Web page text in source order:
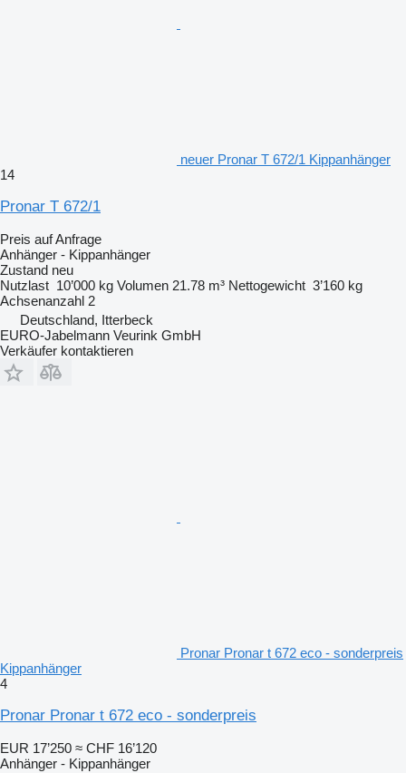
neuer Pronar T 672/1 Kippanhänger
14
Pronar T 672/1
Preis auf Anfrage
Anhänger - Kippanhänger
Zustand neu
Nutzlast 10’000 kg Volumen 21.78 m³ Nettogewicht 3’160 kg
Achsenanzahl 2
Deutschland, Itterbeck
EURO-Jabelmann Veurink GmbH
Verkäufer kontaktieren
Pronar Pronar t 672 eco - sonderpreis
Kippanhänger
4
Pronar Pronar t 672 eco - sonderpreis
EUR 17’250 ≈ CHF 16’120
Anhänger - Kippanhänger